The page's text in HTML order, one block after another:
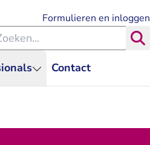
Contact
Formulieren en inloggen
binnen de Rechtspraak